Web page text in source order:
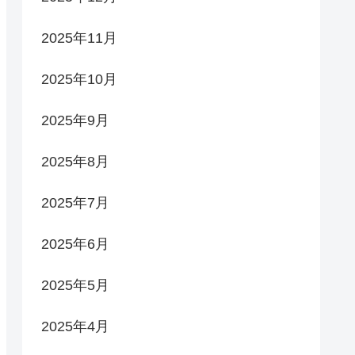
2025年11月
2025年10月
2025年9月
2025年8月
2025年7月
2025年6月
2025年5月
2025年4月